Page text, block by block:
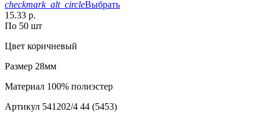
checkmark_alt_circleВыбрать
15.33 р.
По 50 шт
Цвет коричневый
Размер 28мм
Материал 100% полиэстер
Артикул 541202/4 44 (5453)